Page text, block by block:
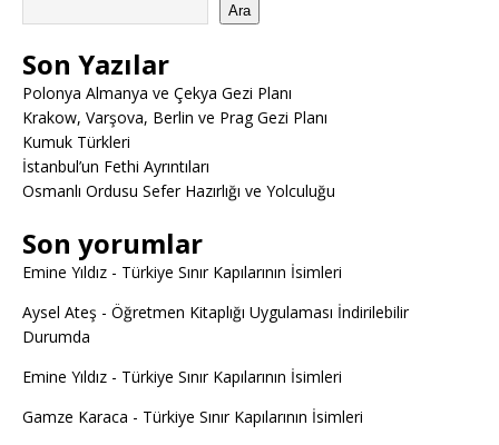
Ara
Son Yazılar
Polonya Almanya ve Çekya Gezi Planı
Krakow, Varşova, Berlin ve Prag Gezi Planı
Kumuk Türkleri
İstanbul’un Fethi Ayrıntıları
Osmanlı Ordusu Sefer Hazırlığı ve Yolculuğu
Son yorumlar
Emine Yıldız - Türkiye Sınır Kapılarının İsimleri
Aysel Ateş - Öğretmen Kitaplığı Uygulaması İndirilebilir
Durumda
Emine Yıldız - Türkiye Sınır Kapılarının İsimleri
Gamze Karaca - Türkiye Sınır Kapılarının İsimleri